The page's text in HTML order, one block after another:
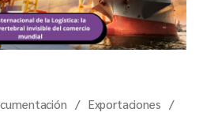
Exportaciones